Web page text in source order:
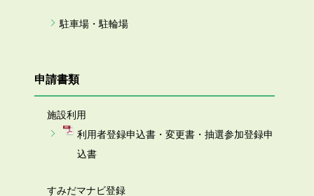
駐車場・駐輪場
申請書類
施設利用
利用者登録申込書・変更書・抽選参加登録申
込書
すみだマナビ登録